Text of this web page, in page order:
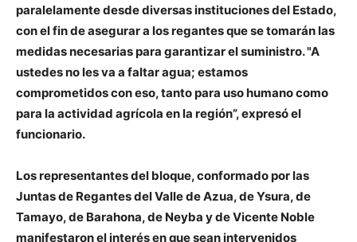
paralelamente desde diversas instituciones del Estado,
con el fin de asegurar a los regantes que se tomarán las
medidas necesarias para garantizar el suministro. "A
ustedes no les va a faltar agua; estamos
comprometidos con eso, tanto para uso humano como
para la actividad agrícola en la región”, expresó el
funcionario.
Los representantes del bloque, conformado por las
Juntas de Regantes del Valle de Azua, de Ysura, de
Tamayo, de Barahona, de Neyba y de Vicente Noble
manifestaron el interés en que sean intervenidos